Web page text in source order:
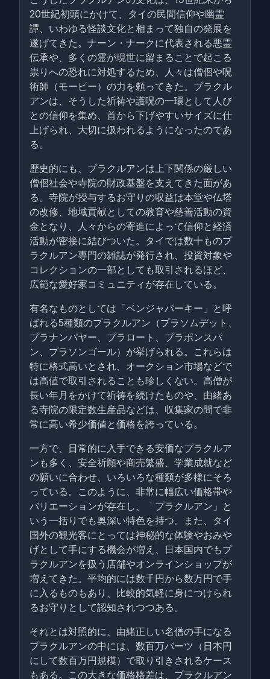
20世紀初頭にかけて、タイの民間信仰や幽霊
譚、いわゆる怪談文化と相まって独自の発展を
遂げてきた。ナーン・ナークに代表される悪霊
伝承や、多くの霊が現世に留まることで起こる
祟りへの恐れに対処するため、人々は僧侶や呪
術師（モーピー）の力を頼ってきた。プラクル
アンは、そうした祈祷や護呪の一環として人び
との信仰を集め、首から下げやすいサイズに仕
上げられ、大切に扱われるようになったのであ
る。
歴史的にも、プラクルアンは上下関係の厳しい
僧侶社会や寺院の財政基盤を支えてきた面があ
る。寺院が授与するお守りの収益は本堂や仏塔
の改修、地域貢献としての教育や慈善活動の資
金となり、人々からの寄進によって信仰と経済
活動が密接に結びついた。タイでは数十ものプ
ラクルアン専門の雑誌が発行され、投資対象や
コレクションの一部としても取引されるほど、
広範な愛好家コミュニティが存在している。
有名なものとしては「ベンジャパーキー」と呼
ばれる5種類のプラクルアン（プラソムデット、
プラナンパヤー、プラロート、プラポンスパ
ン、プラソンゴール）が挙げられる。これらは
特に格式高いとされ、オークション市場などで
は高値で取引されることも珍しくない。高僧が
長い年月をかけて祈祷を続けたものや、由緒あ
る寺院の限定数生産品などは、収集家の間で非
常に高い希少価値と価格を誇っている。
一方で、日常的に入手できる安価なプラクルア
ンも多く、安全祈願や商売繁盛、学業成就など
の願いに合わせ、いろいろな種類が多様にそろ
っている。このように、非常に幅広い価格帯や
バリエーションが存在し、「プラクルアン」と
いう一括りでも奥深い特色を持つ。また、タイ
国外の観光客にとっては神秘的な体験やおみや
げとして手にする機会が増え、日本国内でもプ
ラクルアンを扱う店舗やオンラインショップが
増えてきた。平均的には数千円から数万円で手
に入るものもあり、比較的気軽に身につけられ
るお守りとして認知されつつある。
それとは対照的に、由緒正しい名僧の手になる
プラクルアンの中には、数百万バーツ（日本円
にして数百万円規模）で取り引きされるケース
もある。この大きな価格格差は、プラクルアン